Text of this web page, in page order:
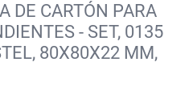
DE CARTÓN PARA
- SET, 0135
80X80X22 MM,